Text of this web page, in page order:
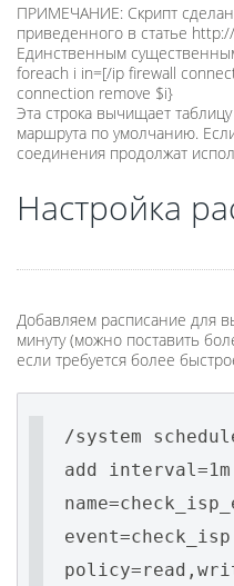
ПРИМЕЧАНИЕ: Скрипт сделан
приведенного в статье
Единственным
foreach i in=[/ip firewall
connection remove $i}
Эта строка вычищает
маршрута по умолчанию.
соединения продолжат
Настройка
Добавляем расписание для
минуту (можно поставить
если требуется более
/system
add interval=1m
event=check_isp